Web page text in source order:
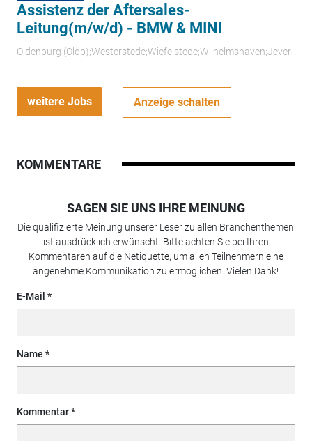
Assistenz der Aftersales-
Leitung(m/w/d) - BMW & MINI
Oldenburg (Oldb);Westerstede;Wiefelstede;Wilhelmshaven;Jever
weitere Jobs Anzeige schalten
KOMMENTARE
SAGEN SIE UNS IHRE MEINUNG
Die qualifizierte Meinung unserer Leser zu allen Branchenthemen
ist ausdrücklich erwünscht. Bitte achten Sie bei Ihren
Kommentaren auf die Netiquette, um allen Teilnehmern eine
angenehme Kommunikation zu ermöglichen. Vielen Dank!
E-Mail
Name
Kommentar